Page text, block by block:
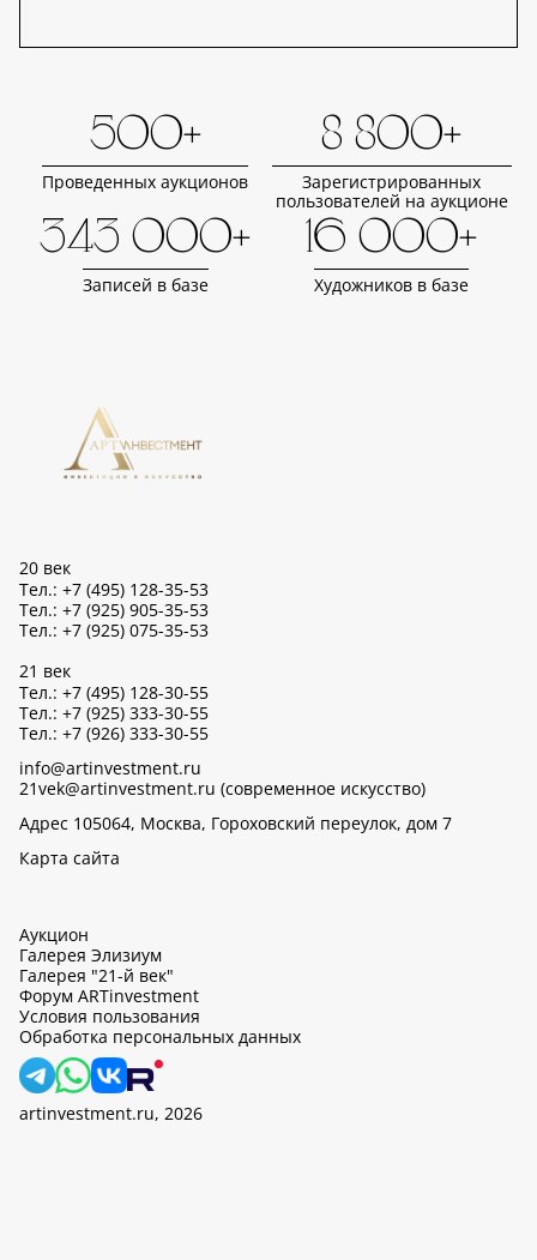
500+
Проведенных аукционов
8 800+
Зарегистрированных
пользователей на аукционе
343 000+
Записей в базе
16 000+
Художников в базе
20 век
Тел.: +7 (495) 128-35-53
Тел.: +7 (925) 905-35-53
Тел.: +7 (925) 075-35-53
21 век
Тел.: +7 (495) 128-30-55
Тел.: +7 (925) 333-30-55
Тел.: +7 (926) 333-30-55
info@artinvestment.ru
21vek@artinvestment.ru (современное искусство)
Адрес 105064, Москва, Гороховский переулок, дом 7
Карта сайта
Аукцион
Галерея Элизиум
Галерея "21-й век"
Форум ARTinvestment
Условия пользования
Обработка персональных данных
artinvestment.ru, 2026